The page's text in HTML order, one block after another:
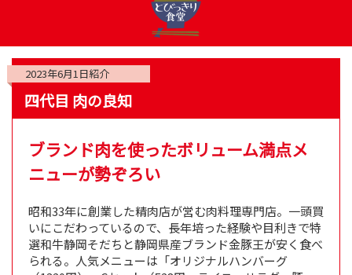
2023年6月1日紹介
四代目 肉の良知
ブランド肉を使ったボリューム満点メ
ニューが勢ぞろい
昭和33年に創業した精肉店が営む肉料理専門店。一頭買
いにこだわっているので、長年培った経験や目利きで特
選和牛静岡そだちと静岡県産ブランド金豚王が安く食べ
られる。人気メニューは「オリジナルハンバーグ